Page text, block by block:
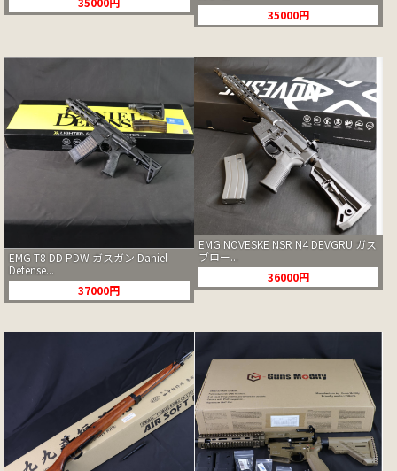
35000円
EMG T8 DD PDW ガスガン Daniel
Defense...
37000円
EMG NOVESKE NSR N4 DEVGRU ガス
ブロー...
36000円